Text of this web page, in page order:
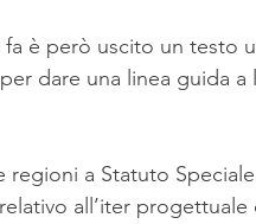
è però uscito un testo
dare una linea guida a
regioni a Statuto
all’iter